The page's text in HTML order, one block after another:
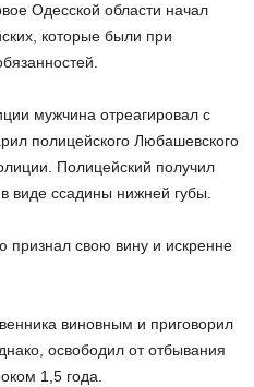
Одесской области начал
которые были при
мужчина отреагировал с
полицейского Любашевского
Полицейский получил
виде ссадины нижней губы.
свою вину и искренне
виновным и приговорил
освободил от отбывания
1,5 года.